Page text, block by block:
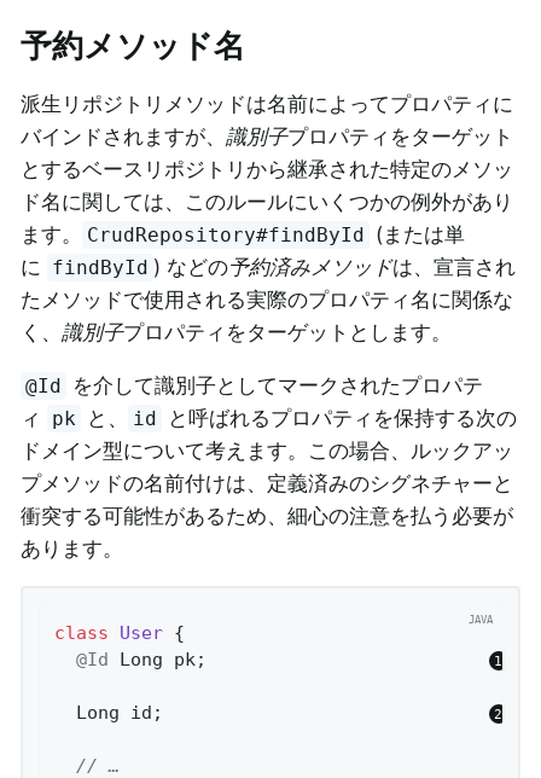
予約メソッド名
派生リポジトリメソッドは名前によってプロパティに
バインドされますが、 識別子プロパティをターゲット
とするベースリポジトリから継承された特定のメソッ
ド名に関しては、このルールにいくつかの例外があり
ます。
CrudRepository#findById (または単
に findById ) などの予約済みメソッドは、宣言され
たメソッドで使用される実際のプロパティ名に関係な
く、 識別子プロパティをターゲットとします。
@Id
を介して識別子としてマークされたプロパテ
ィ
pk と、 id
と呼ばれるプロパティを保持する次の
ドメイン型について考えます。この場合、ルックアッ
プメソッドの名前付けは、定義済みのシグネチャーと
衝突する可能性があるため、細心の注意を払う必要が
あります。
class User {
@Id Long pk;
  Long id;
// …